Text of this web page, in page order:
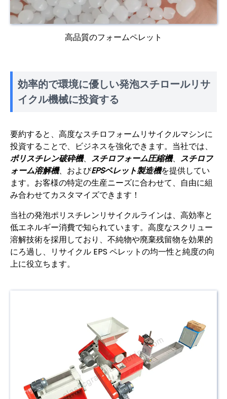
高品質のフォームペレット
効率的で環境に優しい発泡スチロールリサ
イクル機械に投資する
要約すると、高度なスチロフォームリサイクルマシンに
投資することで、ビジネスを強化できます。当社では、
ポリスチレン破砕機、 スチロフォーム圧縮機、 スチロフ
ォーム溶解機、およびEPSペレット製造機を提供してい
ます。お客様の特定の生産ニーズに合わせて、自由に組
み合わせてカスタマイズできます！
当社の発泡ポリスチレンリサイクルラインは、高効率と
低エネルギー消費で知られています。高度なスクリュー
溶解技術を採用しており、不純物や廃棄残留物を効果的
にろ過し、リサイクル EPS ペレットの均一性と純度の向
上に役立ちます。